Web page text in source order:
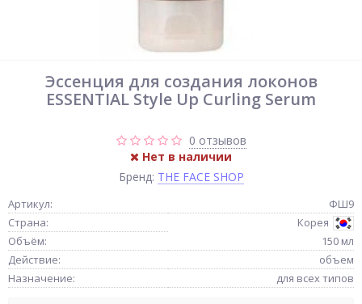
Эссенция для создания локонов
ESSENTIAL Style Up Curling Serum
0 отзывов
Нет в наличии
Бренд: THE FACE SHOP
Артикул:
ФШ9
Страна:
Корея
Объём:
150 мл
Действие:
объем
Назначение:
для всех типов